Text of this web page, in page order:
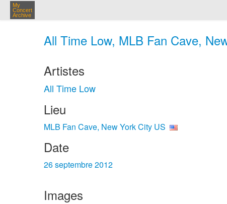
My
Concert
Archive
All Time Low, MLB Fan Cave,
Artistes
All Time Low
Lieu
MLB Fan Cave, New York City US
Date
26 septembre 2012
Images